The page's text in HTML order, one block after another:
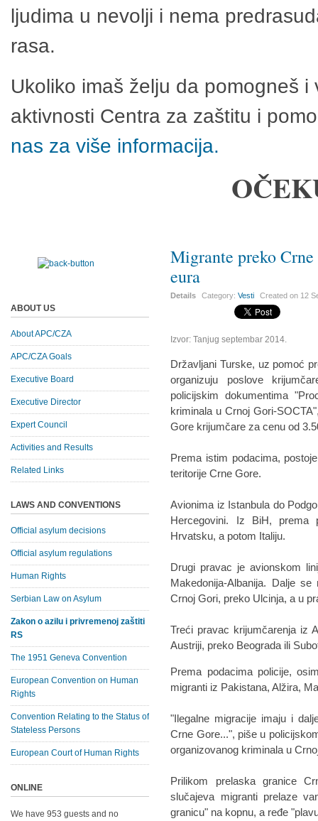
ljudima u nevolji i nema
rasa.
Ukoliko imaš želju da pomogneš
aktivnosti Centra za zaštitu i
nas za više informacija.
Migrante preko
eura
Details Category:Vesti Created on 12
Izvor: Tanjug septembar 2014.
Državljani Turske, uz pomoć
organizuju poslove
policijskim dokumentima
kriminala u Crnoj Gori-
Gore krijumčare za cenu od
Prema istim podacima,
teritorije Crne Gore.
Avionima iz Istanbula do
Hercegovini. Iz BiH, prema
Hrvatsku, a potom Italiju.
Drugi pravac je avionskom
Makedonija-Albanija. Dalje
Crnoj Gori, preko Ulcinja, a u
Treći pravac krijumčarenja iz
Austriji, preko Beograda ili
Prema podacima policije,
migranti iz Pakistana, Alžira,
"Ilegalne migracije imaju i
Crne Gore...", piše u
organizovanog kriminala u
Prilikom prelaska granice
slučajeva migranti prelaze
granicu" na kopnu, a ređe
ABOUT US
About APC/CZA
APC/CZA Goals
Executive Board
Executive Director
Expert Council
Activities and Results
Related Links
LAWS AND CONVENTIONS
Official asylum decisions
Official asylum regulations
Human Rights
Serbian Law on Asylum
Zakon o azilu i privremenoj zaštiti
RS
The 1951 Geneva Convention
European Convention on Human
Rights
Convention Relating to the Status of
Stateless Persons
European Court of Human Rights
ONLINE
We have 953 guests and no